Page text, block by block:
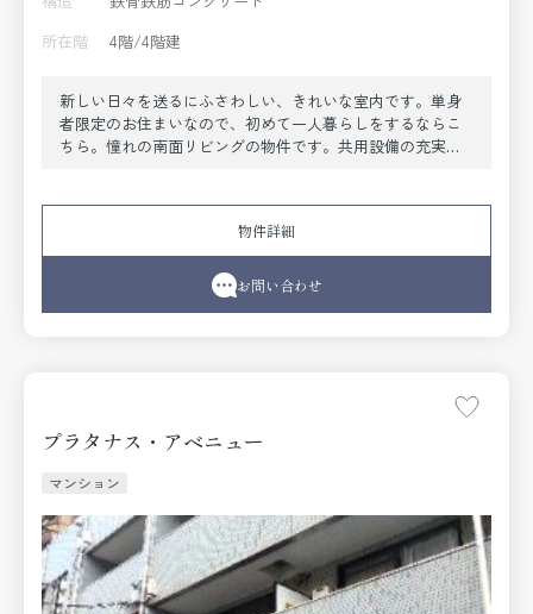
所在階
4階/4階建
新しい日々を送るにふさわしい、きれいな室内です。単身
者限定のお住まいなので、初めて一人暮らしをするならこ
ちら。憧れの南面リビングの物件です。共用設備の充実し
のにしていきましょう。まずはこちらからご覧ください。
物件詳細
お問い合わせ
プラタナス・アベニュー
マンション